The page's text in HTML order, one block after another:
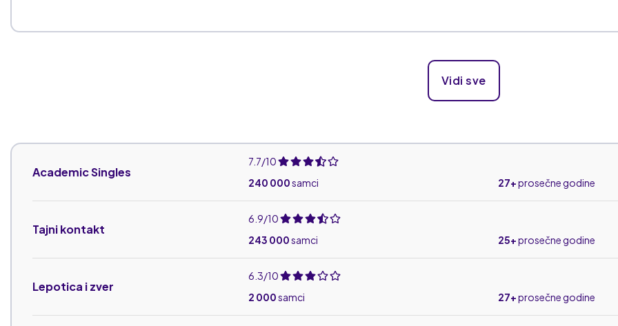
Vidi sve
Academic Singles
7.7/10
240 000samci 27+prosečne godine
Tajni kontakt
6.9/10
243 000samci 25+prosečne godine
Lepotica i zver
6.3/10
2 000samci 27+prosečne godine